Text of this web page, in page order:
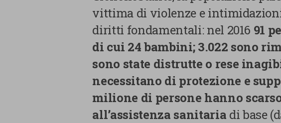
vittima di violenze e
diritti fondamentali: nel 2016 91
di cui 24 bambini; 3.022 sono
sono state distrutte o rese
necessitano di protezione e
milione di persone hanno
all’assistenza sanitaria di base